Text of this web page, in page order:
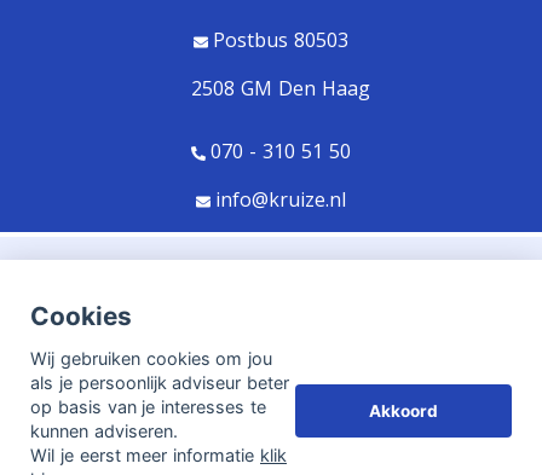
Cookies
Wij gebruiken cookies om jou
als je persoonlijk adviseur beter
op basis van je interesses te
kunnen adviseren.
Wil je eerst meer informatie klik
Akkoord
Postbus 80503
2508 GM Den Haag
070 - 310 51 50
info@kruize.nl
© CopyrightAssupport BV2026
Sitemap
Disclaimer
Aangesloten bij:Adfiz, Erkend Financieel Adviseur